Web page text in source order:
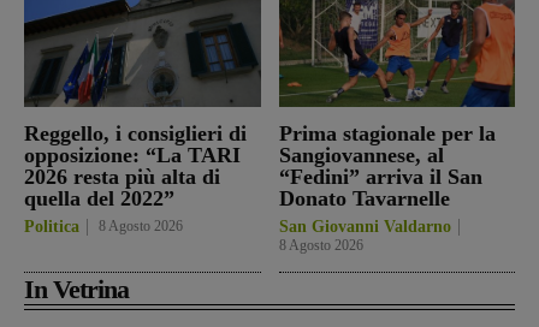
Reggello, i consiglieri di
opposizione: “La TARI
2026 resta più alta di
quella del 2022”
Politica 8 Agosto 2026
Prima stagionale per la
Sangiovannese, al
“Fedini” arriva il San
Donato Tavarnelle
San Giovanni Valdarno
8 Agosto 2026
In Vetrina